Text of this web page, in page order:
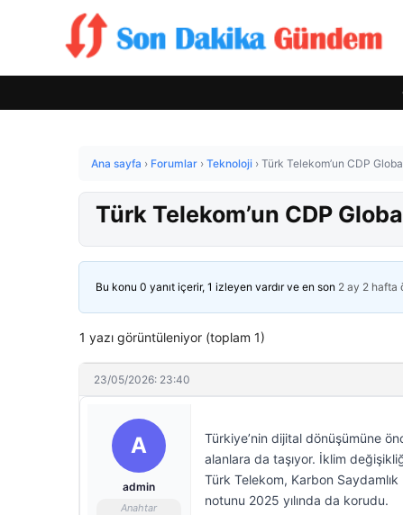
Ana sayfa › Forumlar › Teknoloji › Türk Telekom’un CDP
Türk Telekom’un CDP
Bu konu 0 yanıt içerir, 1 izleyen vardır ve en son 2 ay 2 hafta
1 yazı görüntüleniyor (toplam 1)
23/05/2026: 23:40
A
admin
Anahtar
Türkiye’nin dijital dönüşümüne
alanlara da taşıyor. İklim
Türk Telekom, Karbon Saydamlık
notunu 2025 yılında da korudu.